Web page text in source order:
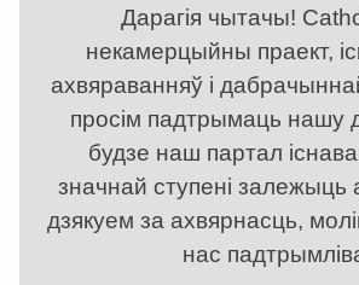
Дарагія чытачы!
некамерцыйны праект,
ахвяраванняў і
просім падтрымаць нашу
будзе наш партал
значнай ступені
дзякуем за ахвярнасць,
нас